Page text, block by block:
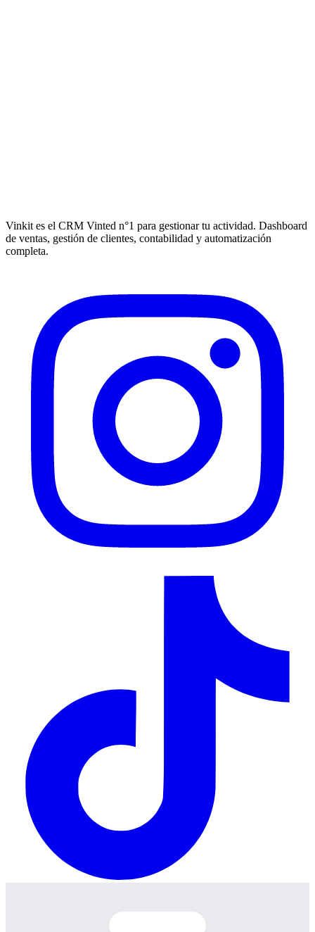
Vinkit es el CRM Vinted n°1 para gestionar tu actividad. Dashboard
de ventas, gestión de clientes, contabilidad y automatización
completa.